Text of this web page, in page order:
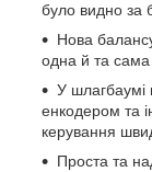
було видно за
Нова
одна й та сама
У шлагбаумі
енкодером та
керування
Проста та